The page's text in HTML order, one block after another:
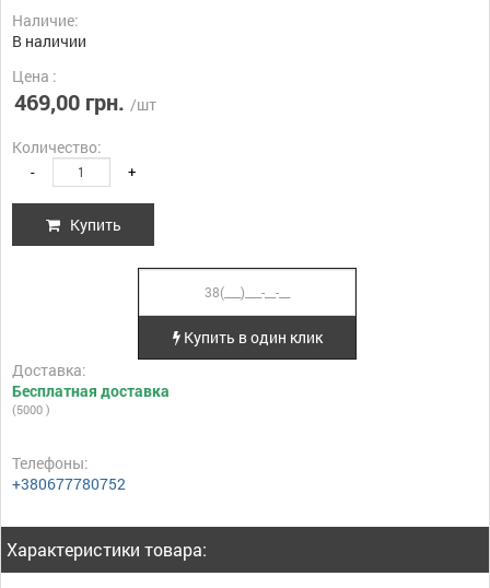
Наличие:
В наличии
Цена :
469,00 грн. /шт
Количество:
- +
Купить
Купить в один клик
Доставка:
Бесплатная доставка
(5000 )
Телефоны:
+380677780752
Характеристики товара: